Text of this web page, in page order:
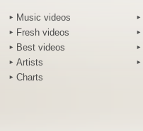
Music videos
Fresh videos
Best videos
Artists
Charts